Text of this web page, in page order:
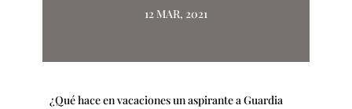
12 MAR, 2021
¿Qué hace en vacaciones un aspirante a Guardia